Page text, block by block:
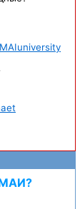
MAIuniversity
МАИ?